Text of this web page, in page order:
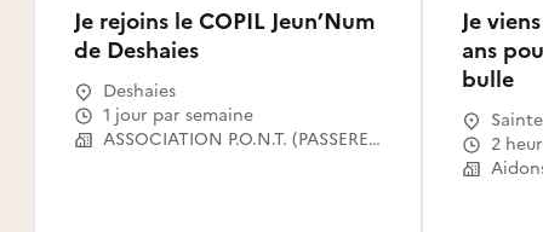
Je rejoins le COPIL Jeun’Num
de Deshaies
Deshaies
1 jour par semaine
ASSOCIATION P.O.N.T. (PASSERELLES OUVERTES VERS LE NUMERIQUE POUR TOUS)
Je
ans
bulle
2